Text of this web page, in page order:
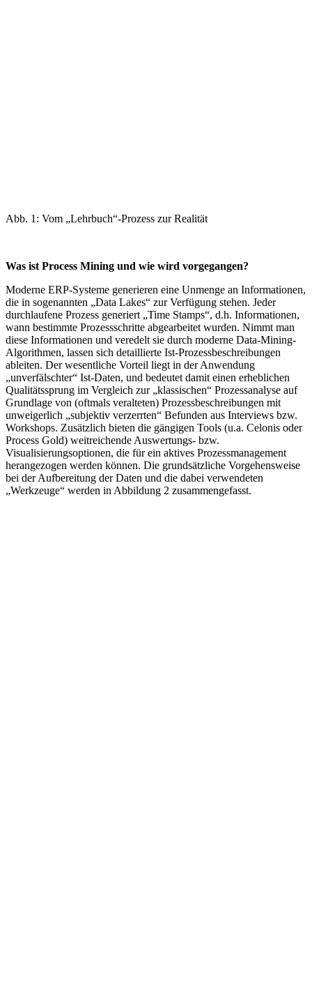
Abb. 1: Vom „Lehrbuch“-Prozess zur Realität
Was ist Process Mining und wie wird vorgegangen?
Moderne ERP-Systeme generieren eine Unmenge an Informationen,
die in sogenannten „Data Lakes“ zur Verfügung stehen. Jeder
durchlaufene Prozess generiert „Time Stamps“, d.h. Informationen,
wann bestimmte Prozessschritte abgearbeitet wurden. Nimmt man
diese Informationen und veredelt sie durch moderne Data-Mining-
Algorithmen, lassen sich detaillierte Ist-Prozessbeschreibungen
ableiten. Der wesentliche Vorteil liegt in der Anwendung
„unverfälschter“ Ist-Daten, und bedeutet damit einen erheblichen
Qualitätssprung im Vergleich zur „klassischen“ Prozessanalyse auf
Grundlage von (oftmals veralteten) Prozessbeschreibungen mit
unweigerlich „subjektiv verzerrten“ Befunden aus Interviews bzw.
Workshops. Zusätzlich bieten die gängigen Tools (u.a. Celonis oder
Process Gold) weitreichende Auswertungs- bzw.
Visualisierungsoptionen, die für ein aktives Prozessmanagement
herangezogen werden können. Die grundsätzliche Vorgehensweise
bei der Aufbereitung der Daten und die dabei verwendeten
„Werkzeuge“ werden in Abbildung 2 zusammengefasst.